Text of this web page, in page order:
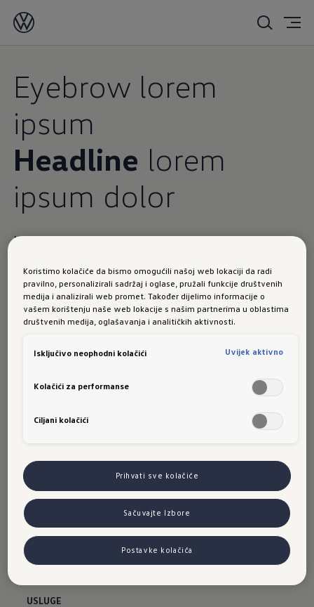
Eyebrow lorem
ipsum
Headline lorem
ipsum dolor
In enim justo
Text Donec quam felis, ultricies nec, pellentesque eu,
pretium quis, sem. Nulla consequat massa quis enim.
Donec pede justo, fringilla vel, aliquet nec, vulputate
USLUGE
Koristimo kolačiće da bismo omogućili našoj web lokaciji da radi
pravilno, personalizirali sadržaj i oglase, pružali funkcije društvenih
medija i analizirali web promet. Također dijelimo informacije o
vašem korištenju naše web lokacije s našim partnerima u oblastima
društvenih medija, oglašavanja i analitičkih aktivnosti.
Isključivo neophodni kolačići Uvijek aktivno
Kolačići za performanse
Ciljani kolačići
Prihvati sve kolačiće
Sačuvajte Izbore
Postavke kolačića